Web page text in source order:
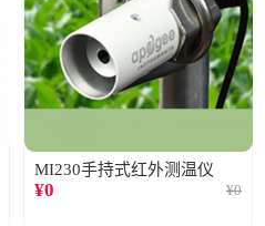
MI230手持式红外测温仪
¥0 ¥0